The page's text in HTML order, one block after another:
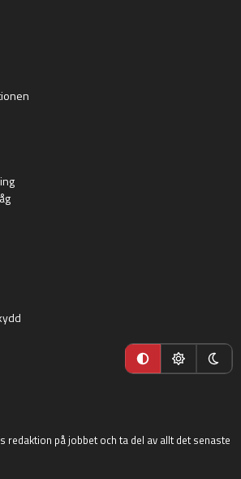
redaktion på jobbet och ta del av allt det senaste